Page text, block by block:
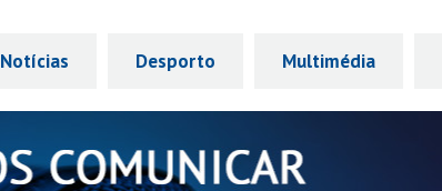
Notícias Desporto Multimédia